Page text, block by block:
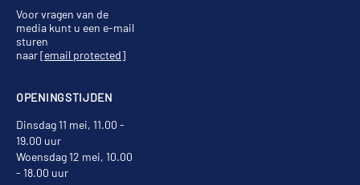
OPENINGSTIJDEN
Dinsdag 11 mei, 11.00 -
19.00 uur
Woensdag 12 mei, 10.00
- 18.00 uur
Voor vragen van de
media kunt u een e-mail
sturen
naar[email protected]